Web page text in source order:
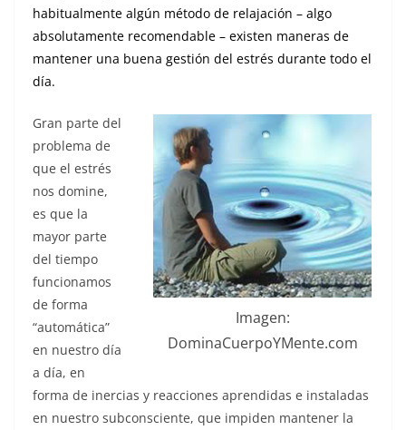
habitualmente algún método de relajación – algo
absolutamente recomendable – existen maneras de
mantener una buena gestión del estrés durante todo el
día.
Imagen:
DominaCuerpoYMente.com
Gran parte del
problema de
que el estrés
nos domine,
es que la
mayor parte
del tiempo
funcionamos
de forma
“automática”
en nuestro día
a día, en
forma de inercias y reacciones aprendidas e instaladas
en nuestro subconsciente, que impiden mantener la